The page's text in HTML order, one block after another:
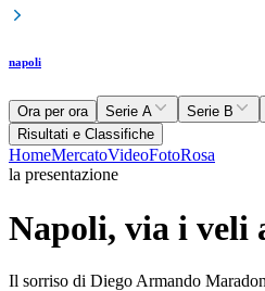
napoli
Ora per ora Serie A Serie B
Risultati e Classifiche
HomeMercatoVideoFotoRosa
la presentazione
Napoli, via i veli
Il sorriso di Diego Armando